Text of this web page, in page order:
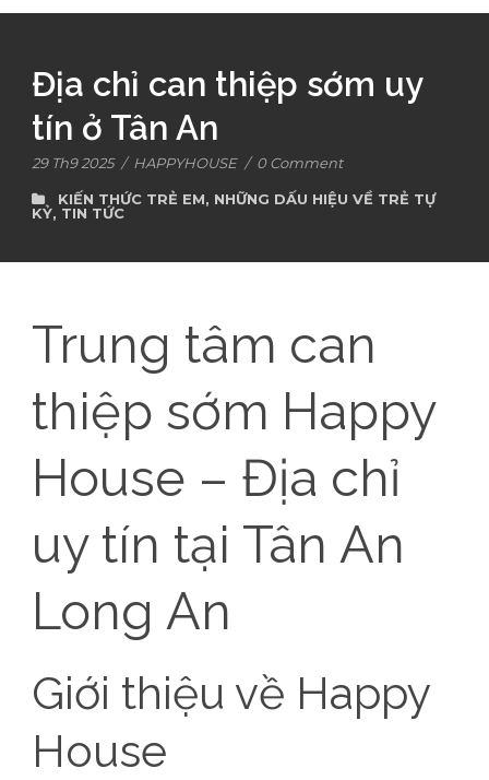
Địa chỉ can thiệp sớm uy
tín ở Tân An
29 Th9 2025 / HAPPYHOUSE / 0 Comment
KIẾN THỨC TRẺ EM, NHỮNG DẤU HIỆU VỀ TRẺ TỰ
KỶ, TIN TỨC
Trung tâm can
thiệp sớm Happy
House – Địa chỉ
uy tín tại Tân An
Long An
Giới thiệu về Happy
House